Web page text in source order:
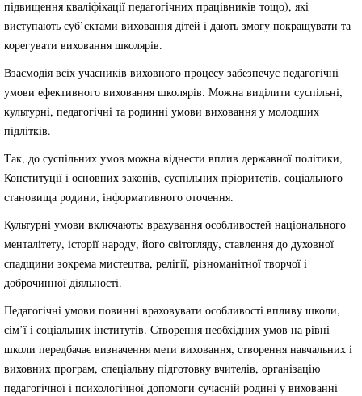
підвищення кваліфікації педагогічних працівників тощо), які
виступають суб’єктами виховання дітей і дають змогу покращувати та
корегувати виховання школярів.
Взаємодія всіх учасників виховного процесу забезпечує педагогічні
умови ефективного виховання школярів. Можна виділити суспільні,
культурні, педагогічні та родинні умови виховання у молодших
підлітків.
Так, до суспільних умов можна віднести вплив державної політики,
Конституції і основних законів, суспільних пріоритетів, соціального
становища родини, інформативного оточення.
Культурні умови включають: врахування особливостей національного
менталітету, історії народу, його світогляду, ставлення до духовної
спадщини зокрема мистецтва, релігії, різноманітної творчої і
доброчинної діяльності.
Педагогічні умови повинні враховувати особливості впливу школи,
сім’ї і соціальних інститутів. Створення необхідних умов на рівні
школи передбачає визначення мети виховання, створення навчальних і
виховних програм, спеціальну підготовку вчителів, організацію
педагогічної і психологічної допомоги сучасній родині у вихованні